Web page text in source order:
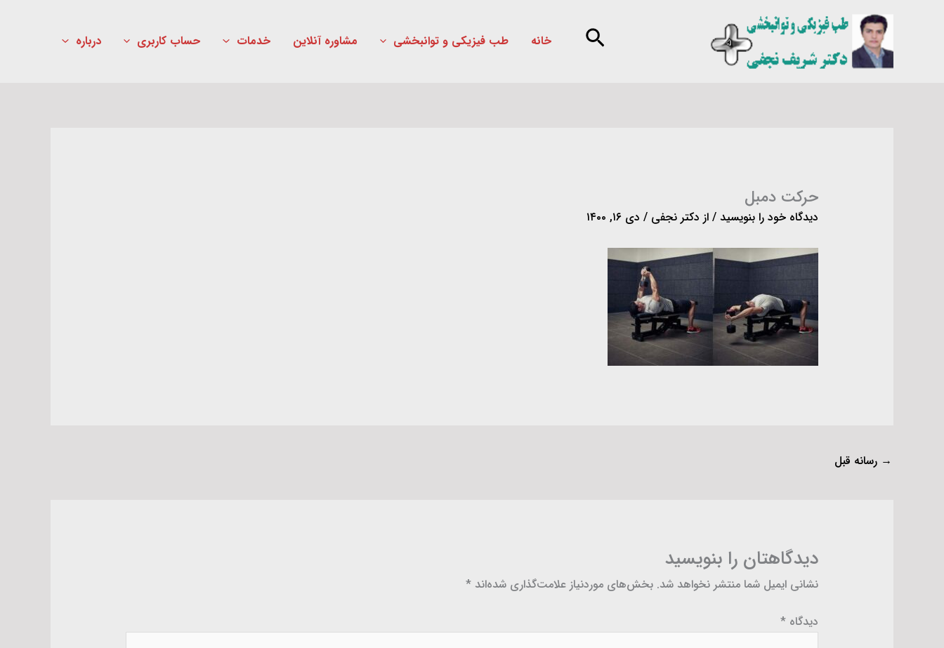
خانه طب فیزیکی و توانبخشی مشاوره آنلاین خدمات حساب کاربری درباره
حرکت دمبل
دیدگاه‌ خود را بنویسید / از دکتر نجفی / دی ۱۶, ۱۴۰۰
→ رسانه قبل
دیدگاهتان را بنویسید
نشانی ایمیل شما منتشر نخواهد شد. بخش‌های موردنیاز علامت‌گذاری شده‌اند *
دیدگاه *